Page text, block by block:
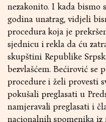
nezakonito. I kada bismo
godina unatrag, vidjeli
procedura koja je
sjednicu i rekla da ću
skupštini Republike
bezvlašćem. Bećirović se
procedure i želi provesti
pokušali preglasati u
namjeravali preglasati i
nacionalnih spomenika iz